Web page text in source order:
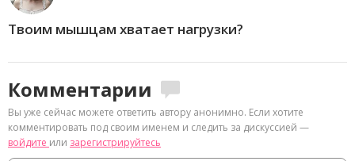
Твоим мышцам хватает нагрузки?
Комментарии
Вы уже сейчас можете ответить автору анонимно. Если хотите
комментировать под своим именем и следить за дискуссией —
войдите или зарегистрируйтесь